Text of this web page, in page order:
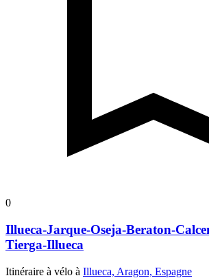
0
Illueca-Jarque-Oseja-Beraton-
Tierga-Illueca
Itinéraire à vélo à Illueca, Aragon, Espagne